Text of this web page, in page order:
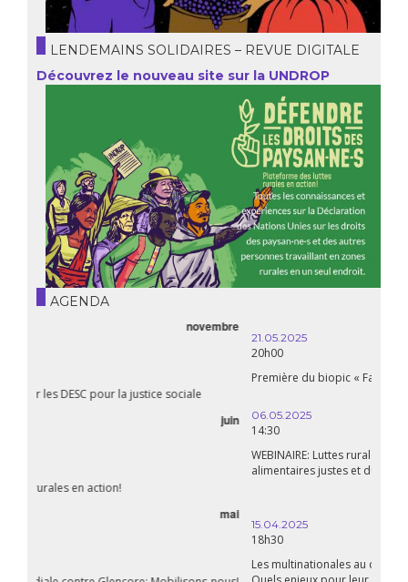
LENDEMAINS SOLIDAIRES – REVUE DIGITALE
Découvrez le nouveau site sur la UNDROP
AGENDA
WEBINAIRE: Luttes rurales en action. Pour des systèmes
Les multinationales au coeur d’un nouvel âge de l’impérialisme.